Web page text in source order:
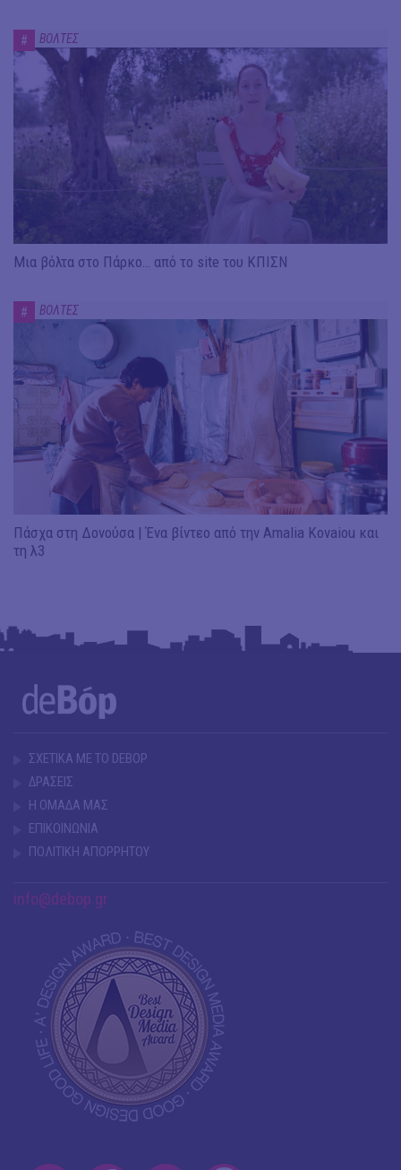
# ΒΟΛΤΕΣ
Μια βόλτα στο Πάρκο… από το site του ΚΠΙΣΝ
# ΒΟΛΤΕΣ
Πάσχα στη Δονούσα | Ένα βίντεο από την Amalia Kovaiou και
τη λ3
ΣΧΕΤΙΚΑ ΜΕ ΤΟ DEBOP
ΔΡΑΣΕΙΣ
Η ΟΜΑΔΑ ΜΑΣ
ΕΠΙΚΟΙΝΩΝΙΑ
ΠΟΛΙΤΙΚΗ ΑΠΟΡΡΗΤΟΥ
info@debop.gr